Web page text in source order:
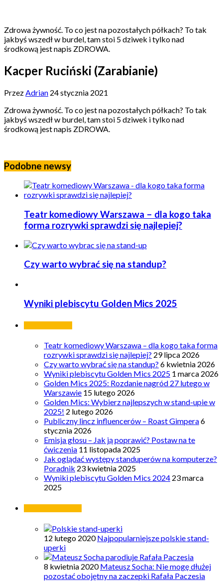
Zdrowa żywność. To co jest na pozostałych półkach? To tak
jakbyś wszedł w burdel, tam stoi 5 dziwek i tylko nad
środkową jest napis ZDROWA.
Kacper Ruciński (Zarabianie)
PrzezAdrian 24 stycznia 2021
Zdrowa żywność. To co jest na pozostałych półkach? To tak
jakbyś wszedł w burdel, tam stoi 5 dziwek i tylko nad
środkową jest napis ZDROWA.
Podobne newsy
Teatr komediowy Warszawa – dla kogo taka
forma rozrywki sprawdzi się najlepiej?
Czy warto wybrać się na standup?
Wyniki plebiscytu Golden Mics 2025
Teatr komediowy Warszawa – dla kogo taka forma
rozrywki sprawdzi się najlepiej? 29 lipca 2026
Czy warto wybrać się na standup? 6 kwietnia 2026
Wyniki plebiscytu Golden Mics 2025 1 marca 2026
Golden Mics 2025: Rozdanie nagród 27 lutego w
Warszawie 15 lutego 2026
Golden Mics: Wybierz najlepszych w stand-upie w
2025! 2 lutego 2026
Publiczny lincz influencerów – Roast Gimpera6
stycznia 2026
Emisja głosu – Jak ją poprawić? Postaw na te
ćwiczenia 11 listopada 2025
Jak oglądać występy standuperów na komputerze?
Poradnik 23 kwietnia 2025
Wyniki plebiscytu Golden Mics 2024 23 marca
2025
12 lutego 2020 Najpopularniejsze polskie stand-
uperki
8 kwietnia 2020 Mateusz Socha: Nie mogę dłużej
pozostać obojętny na zaczepki Rafała Paczesia